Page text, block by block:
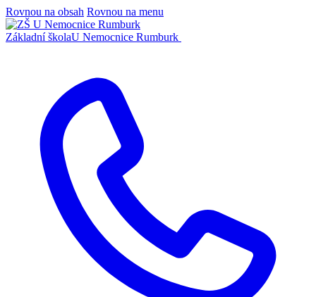
Rovnou na obsah Rovnou na menu
Základní školaU Nemocnice Rumburk